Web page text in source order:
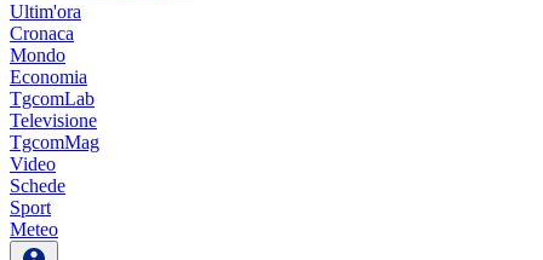
Ultim'ora
Cronaca
Mondo
Economia
TgcomLab
Televisione
TgcomMag
Video
Schede
Sport
Meteo